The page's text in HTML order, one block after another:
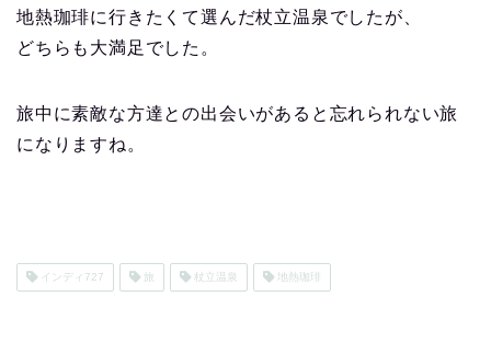
地熱珈琲に行きたくて選んだ杖立温泉でしたが、
どちらも大満足でした。
旅中に素敵な方達との出会いがあると忘れられない旅
になりますね。
インディ727 旅 杖立温泉 地熱珈琲